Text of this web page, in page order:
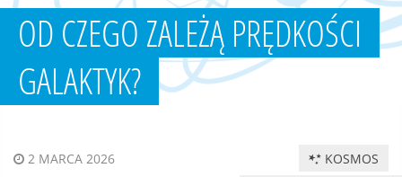
OD CZEGO ZALEŻĄ PRĘDKOŚCI
GALAKTYK?
2 MARCA 2026
KOSMOS